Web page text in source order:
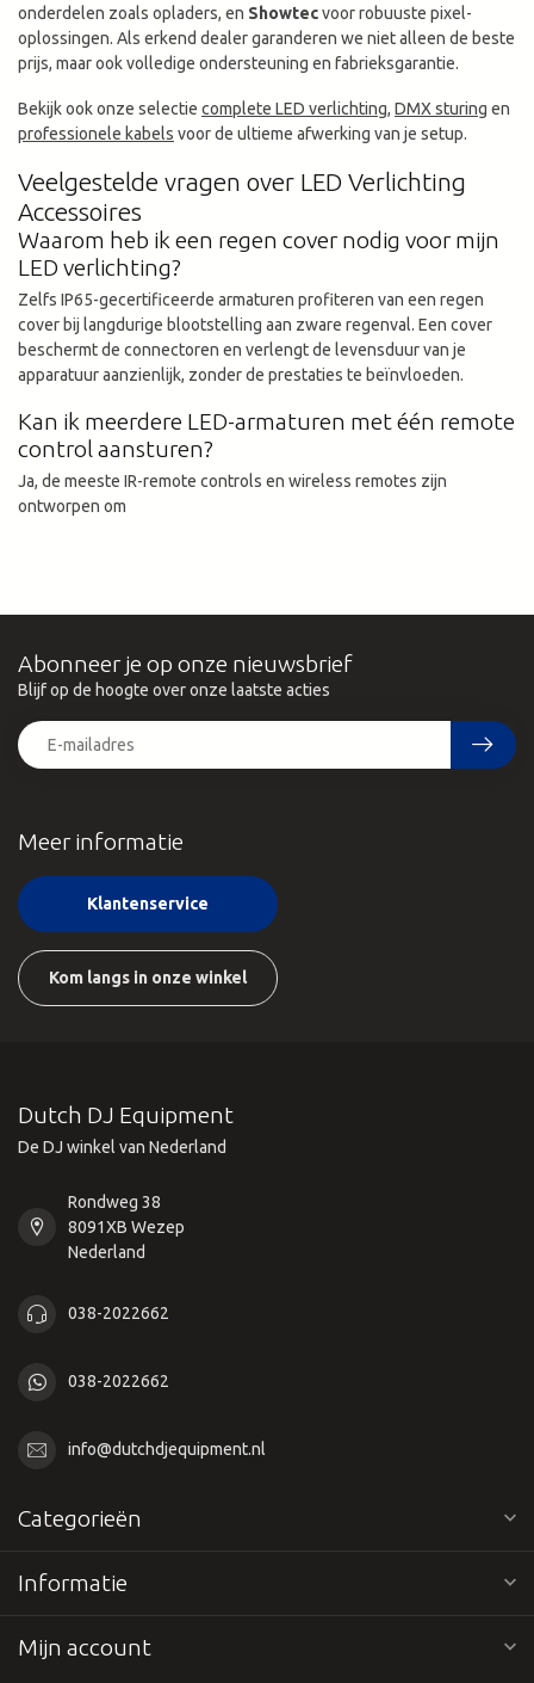
onderdelen zoals opladers, en Showtecvoor robuuste pixel-
oplossingen. Als erkend dealer garanderen we niet alleen de beste
prijs, maar ook volledige ondersteuning en fabrieksgarantie.
Bekijk ook onze selectie complete LED verlichting, DMX sturing en
professionele kabels voor de ultieme afwerking van je setup.
Veelgestelde vragen over LED Verlichting
Accessoires
Waarom heb ik een regen cover nodig voor mijn
LED verlichting?
Zelfs IP65-gecertificeerde armaturen profiteren van een regen
cover bij langdurige blootstelling aan zware regenval. Een cover
beschermt de connectoren en verlengt de levensduur van je
apparatuur aanzienlijk, zonder de prestaties te beïnvloeden.
Kan ik meerdere LED-armaturen met één remote
control aansturen?
Ja, de meeste IR-remote controls en wireless remotes zijn
ontworpen om
Meer informatie
Klantenservice
Kom langs in onze winkel
Abonneer je op onze nieuwsbrief
Blijf op de hoogte over onze laatste acties
Dutch DJ Equipment
De DJ winkel van Nederland
Rondweg 38
8091XB Wezep
Nederland
038-2022662
038-2022662
info@dutchdjequipment.nl
Categorieën
Informatie
Mijn account